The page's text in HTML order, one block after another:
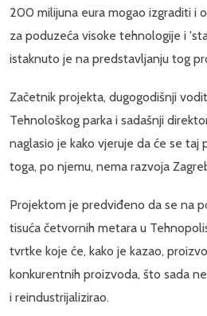
200 milijuna eura mogao izgraditi i
za poduzeća visoke tehnologije i
istaknuto je na predstavljanju tog
Začetnik projekta, dugogodišnji
Tehnološkog parka i sadašnji
naglasio je kako vjeruje da će se
toga, po njemu, nema razvoja
Projektom je predviđeno da se na
tisuća četvornih metara u
tvrtke koje će, kako je kazao,
konkurentnih proizvoda, što sada
i reindustrijalizirao.